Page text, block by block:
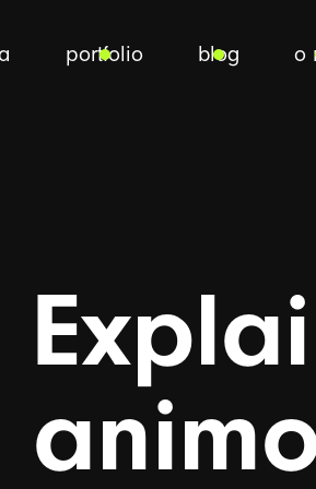
portfolio blog o